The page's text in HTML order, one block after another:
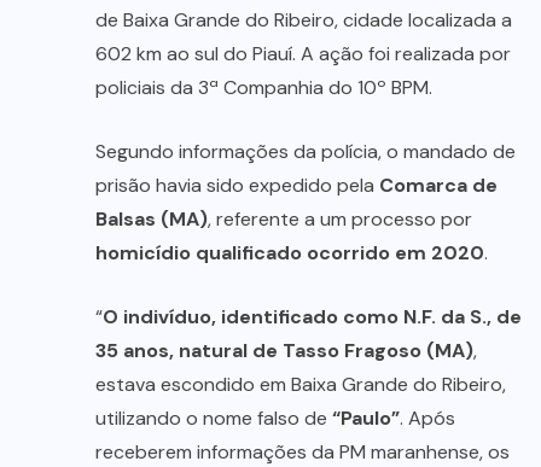
de Baixa Grande do Ribeiro, cidade localizada a
602 km ao sul do Piauí. A ação foi realizada por
policiais da 3ª Companhia do 10º BPM.
Segundo informações da polícia, o mandado de
prisão havia sido expedido pela Comarca de
Balsas (MA), referente a um processo por
homicídio qualificado ocorrido em 2020.
“O indivíduo, identificado como N.F. da S., de
35 anos, natural de Tasso Fragoso (MA),
estava escondido em Baixa Grande do Ribeiro,
utilizando o nome falso de “Paulo”. Após
receberem informações da PM maranhense, os